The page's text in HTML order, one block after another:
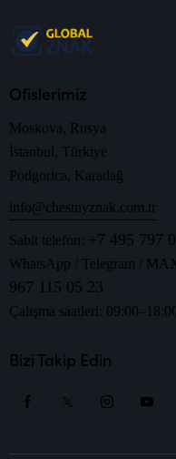
Ofislerimiz
Moskova, Rusya
İstanbul, Türkiye
Podgorica, Karadağ
info@chestnyznak.com.tr
Sabit telefon: +7 495 797
WhatsApp / Telegram /
967 115 05 23
Çalışma saatleri:
Bizi Takip Edin